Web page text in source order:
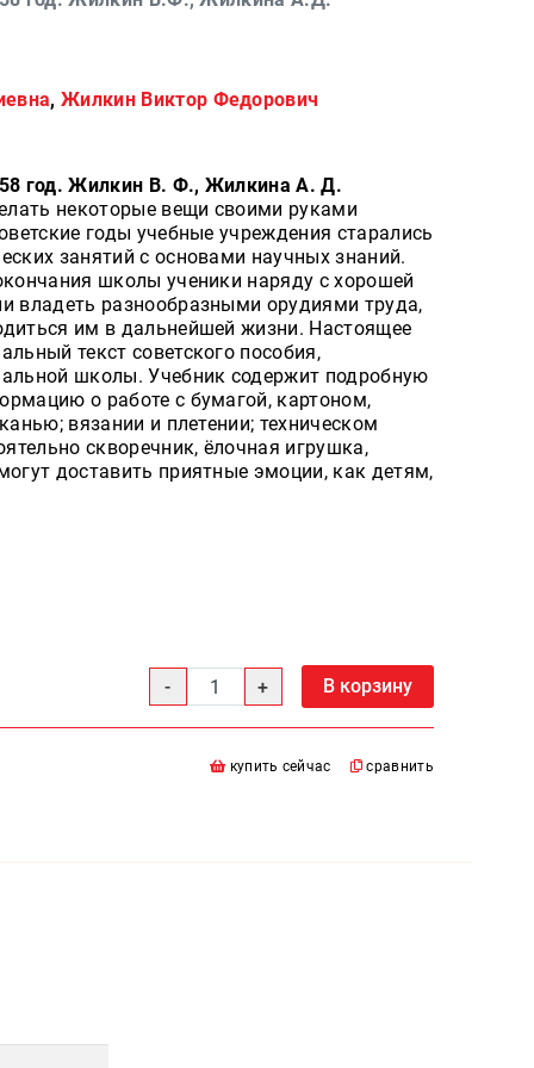
,Жилкин Виктор Федорович
год. Жилкин В. Ф., Жилкина А. Д.
некоторые вещи своими руками
годы учебные учреждения старались
занятий с основами научных знаний.
школы ученики наряду с хорошей
владеть разнообразными орудиями труда,
им в дальнейшей жизни. Настоящее
текст советского пособия,
школы. Учебник содержит подробную
о работе с бумагой, картоном,
вязании и плетении; техническом
скворечник, ёлочная игрушка,
доставить приятные эмоции, как детям,
В корзину
купить сейчас сравнить